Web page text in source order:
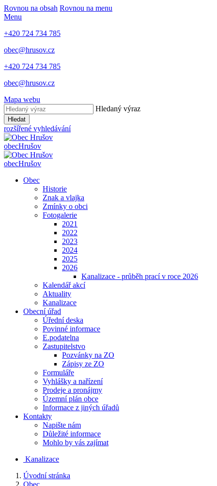
Rovnou na obsah Rovnou na menu
Menu
+420 724 734 785
obec@hrusov.cz
+420 724 734 785
obec@hrusov.cz
Mapa webu
Hledaný výraz
Hledat
rozšířené vyhledávání
obecHrušov
obecHrušov
Obec
Historie
Znak a vlajka
Zmínky o obci
Fotogalerie
2021
2022
2023
2024
2025
2026
Kanalizace - průběh prací v roce 2026
Kalendář akcí
Aktuality
Kanalizace
Obecní úřad
Úřední deska
Povinné informace
E.podatelna
Zastupitelstvo
Pozvánky na ZO
Zápisy ze ZO
Formuláře
Vyhlášky a nařízení
Prodeje a pronájmy
Územní plán obce
Informace z jiných úřadů
Kontakty
Napište nám
Důležité informace
Mohlo by vás zajímat
Kanalizace
Úvodní stránka
Obec